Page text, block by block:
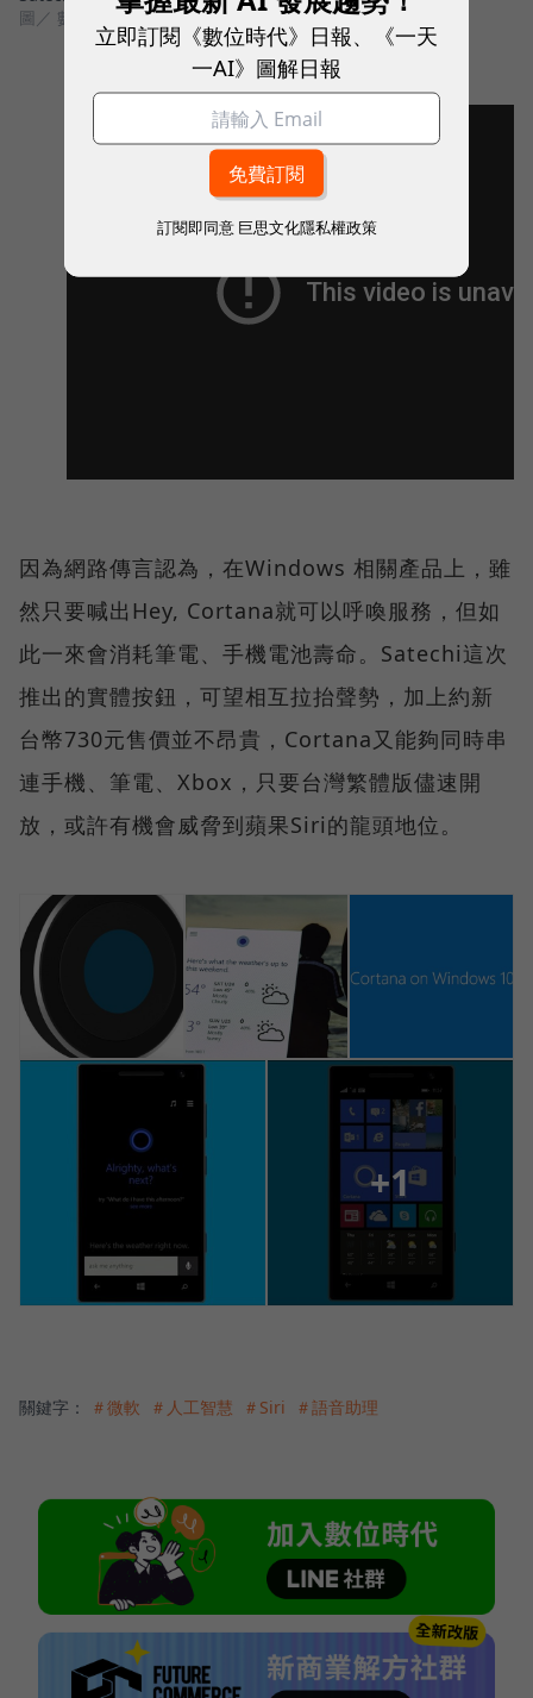
圖／ 數位時代翻攝自 Satechi,Windows Cortana 官網
因為網路傳言認為，在Windows 相關產品上，雖
然只要喊出Hey, Cortana就可以呼喚服務，但如
此一來會消耗筆電、手機電池壽命。Satechi這次
推出的實體按鈕，可望相互拉抬聲勢，加上約新
台幣730元售價並不昂貴，Cortana又能夠同時串
連手機、筆電、Xbox，只要台灣繁體版儘速開
放，或許有機會威脅到蘋果Siri的龍頭地位。
+1
關鍵字： ＃微軟 ＃人工智慧 ＃Siri ＃語音助理
立即訂閱《數位時代》日報、《一天
一AI》圖解日報
訂閱即同意 巨思文化隱私權政策